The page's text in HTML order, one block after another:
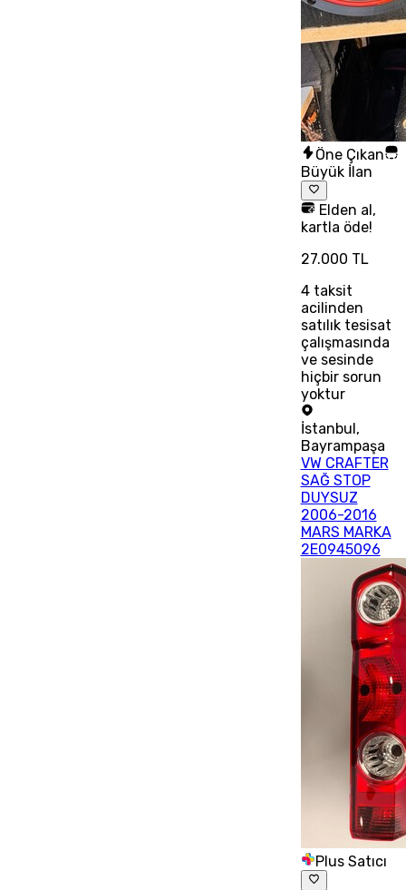
Öne Çıkan
Büyük İlan
Elden al,
kartla öde!
27.000 TL
4taksit
acilinden
satılık tesisat
çalışmasında
ve sesinde
hiçbir sorun
yoktur
İstanbul ,
Bayrampaşa
VW CRAFTER
SAĞ STOP
DUYSUZ
2006-2016
MARS MARKA
2E0945096
Plus Satıcı